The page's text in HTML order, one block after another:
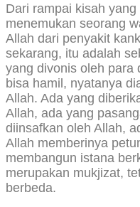
Dari rampai kisah
menemukan seorang
Allah dari penyakit
sekarang, itu adalah
yang divonis oleh para
bisa hamil, nyatanya
Allah. Ada yang
Allah, ada yang
diinsafkan oleh Allah,
Allah memberinya
membangun istana
merupakan mukjizat,
berbeda.